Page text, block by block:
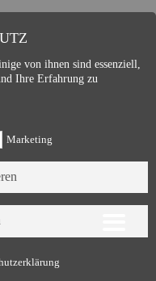
von ihnen sind essenziell,
Ihre Erfahrung zu
Marketing